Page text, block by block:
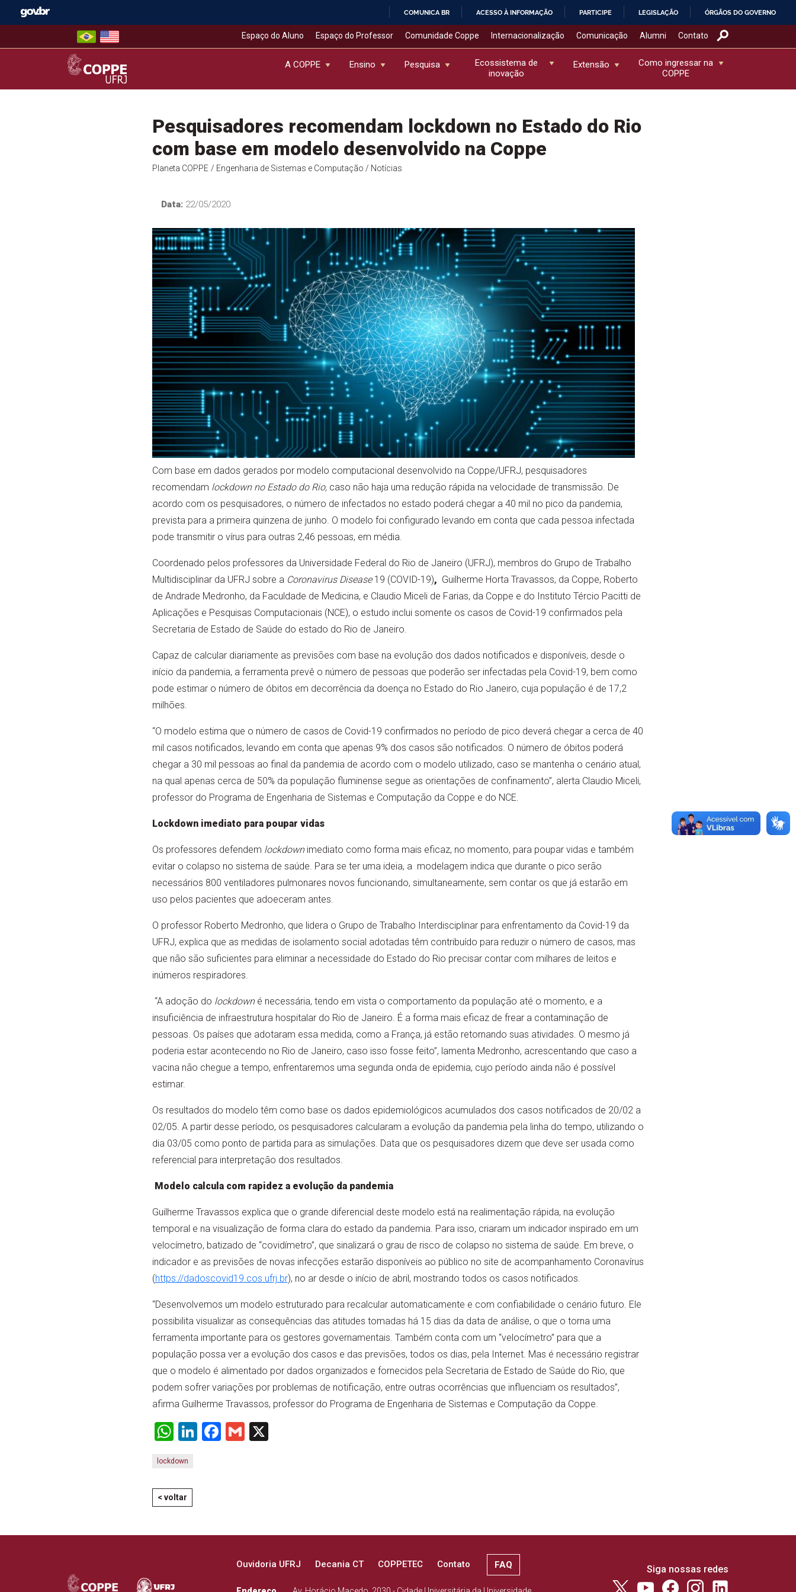
COMUNICA BR ACESSO À INFORMAÇÃO PARTICIPE LEGISLAÇÃO ÓRGÃOS DO GOVERNO
Espaço do Aluno Espaço do Professor Comunidade Coppe Internacionalização Comunicação Alumni Contato
COPPE – UFRJ
A COPPE Ensino Pesquisa
Ecossistema de
inovação
Extensão
Como ingressar na
COPPE
Pesquisadores recomendam lockdown no Estado do Rio
com base em modelo desenvolvido na Coppe
Planeta COPPE / Engenharia de Sistemas e Computação / Notícias
Data:22/05/2020
Com base em dados gerados por modelo computacional desenvolvido na Coppe/UFRJ, pesquisadores
recomendam lockdown no Estado do Rio, caso não haja uma redução rápida na velocidade de transmissão. De
acordo com os pesquisadores, o número de infectados no estado poderá chegar a 40 mil no pico da pandemia,
prevista para a primeira quinzena de junho. O modelo foi configurado levando em conta que cada pessoa infectada
pode transmitir o vírus para outras 2,46 pessoas, em média.
Coordenado pelos professores da Universidade Federal do Rio de Janeiro (UFRJ), membros do Grupo de Trabalho
Multidisciplinar da UFRJ sobre a Coronavirus Disease 19 (COVID-19), Guilherme Horta Travassos, da Coppe, Roberto
de Andrade Medronho, da Faculdade de Medicina, e Claudio Miceli de Farias, da Coppe e do Instituto Tércio Pacitti de
Aplicações e Pesquisas Computacionais (NCE), o estudo inclui somente os casos de Covid-19 confirmados pela
Secretaria de Estado de Saúde do estado do Rio de Janeiro.
Capaz de calcular diariamente as previsões com base na evolução dos dados notificados e disponíveis, desde o
início da pandemia, a ferramenta prevê o número de pessoas que poderão ser infectadas pela Covid-19, bem como
pode estimar o número de óbitos em decorrência da doença no Estado do Rio Janeiro, cuja população é de 17,2
milhões.
“O modelo estima que o número de casos de Covid-19 confirmados no período de pico deverá chegar a cerca de 40
mil casos notificados, levando em conta que apenas 9% dos casos são notificados. O número de óbitos poderá
chegar a 30 mil pessoas ao final da pandemia de acordo com o modelo utilizado, caso se mantenha o cenário atual,
na qual apenas cerca de 50% da população fluminense segue as orientações de confinamento”, alerta Claudio Miceli,
professor do Programa de Engenharia de Sistemas e Computação da Coppe e do NCE.
Lockdown imediato para poupar vidas
Os professores defendem lockdownimediato como forma mais eficaz, no momento, para poupar vidas e também
evitar o colapso no sistema de saúde. Para se ter uma ideia, a modelagem indica que durante o pico serão
necessários 800 ventiladores pulmonares novos funcionando, simultaneamente, sem contar os que já estarão em
uso pelos pacientes que adoeceram antes.
O professor Roberto Medronho, que lidera o Grupo de Trabalho Interdisciplinar para enfrentamento da Covid-19 da
UFRJ, explica que as medidas de isolamento social adotadas têm contribuído para reduzir o número de casos, mas
que não são suficientes para eliminar a necessidade do Estado do Rio precisar contar com milhares de leitos e
inúmeros respiradores.
“A adoção do lockdowné necessária, tendo em vista o comportamento da população até o momento, e a
insuficiência de infraestrutura hospitalar do Rio de Janeiro. É a forma mais eficaz de frear a contaminação de
pessoas. Os países que adotaram essa medida, como a França, já estão retornando suas atividades. O mesmo já
poderia estar acontecendo no Rio de Janeiro, caso isso fosse feito”, lamenta Medronho, acrescentando que caso a
vacina não chegue a tempo, enfrentaremos uma segunda onda de epidemia, cujo período ainda não é possível
estimar.
Os resultados do modelo têm como base os dados epidemiológicos acumulados dos casos notificados de 20/02 a
02/05. A partir desse período, os pesquisadores calcularam a evolução da pandemia pela linha do tempo, utilizando o
dia 03/05 como ponto de partida para as simulações. Data que os pesquisadores dizem que deve ser usada como
referencial para interpretação dos resultados.
Modelo calcula com rapidez a evolução da pandemia
Guilherme Travassos explica que o grande diferencial deste modelo está na realimentação rápida, na evolução
temporal e na visualização de forma clara do estado da pandemia. Para isso, criaram um indicador inspirado em um
velocímetro, batizado de “covidímetro”, que sinalizará o grau de risco de colapso no sistema de saúde. Em breve, o
indicador e as previsões de novas infecções estarão disponíveis ao público no site de acompanhamento Coronavírus
(https://dadoscovid19.cos.ufrj.br), no ar desde o início de abril, mostrando todos os casos notificados.
“Desenvolvemos um modelo estruturado para recalcular automaticamente e com confiabilidade o cenário futuro. Ele
possibilita visualizar as consequências das atitudes tomadas há 15 dias da data de análise, o que o torna uma
ferramenta importante para os gestores governamentais. Também conta com um “velocímetro” para que a
população possa ver a evolução dos casos e das previsões, todos os dias, pela Internet. Mas é necessário registrar
que o modelo é alimentado por dados organizados e fornecidos pela Secretaria de Estado de Saúde do Rio, que
podem sofrer variações por problemas de notificação, entre outras ocorrências que influenciam os resultados”,
afirma Guilherme Travassos, professor do Programa de Engenharia de Sistemas e Computação da Coppe.
WhatsApp
LinkedIn
Facebook
Gmail
X
lockdown
< voltar
Ouvidoria UFRJ Decania CT COPPETEC Contato FAQ Siga nossas redes